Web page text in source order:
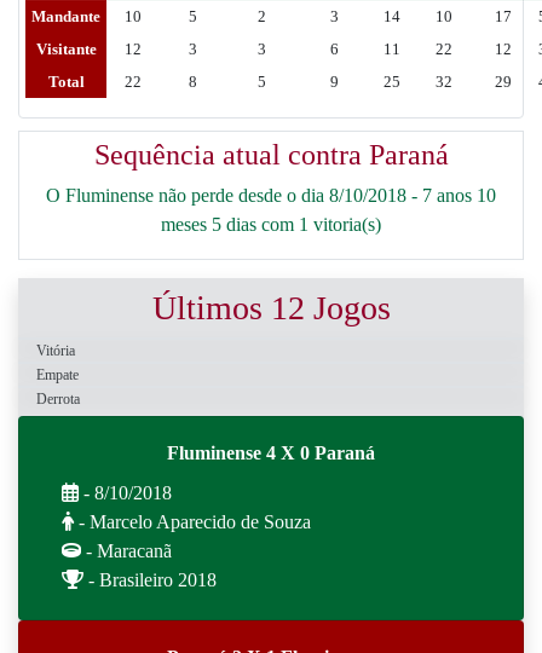
Mandante 10 5 2 3 14 10 17
Visitante
12 3 3 6 11 22 12
Total
22 8 5 9 25 32 29
Sequência atual contra Paraná
O Fluminense não perde desde o dia 8/10/2018 - 7 anos 10
meses 5 dias com 1 vitoria(s)
Últimos 12 Jogos
Vitória
Empate
Derrota
Fluminense 4 X 0 Paraná
- 8/10/2018
- Marcelo Aparecido de Souza
- Maracanã
- Brasileiro 2018